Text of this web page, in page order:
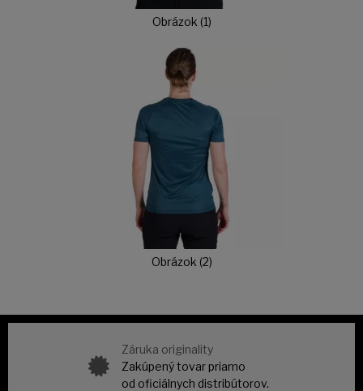
Obrázok (1)
Obrázok (2)
Záruka originality
Zakúpený tovar priamo
od oficiálnych distribútorov.